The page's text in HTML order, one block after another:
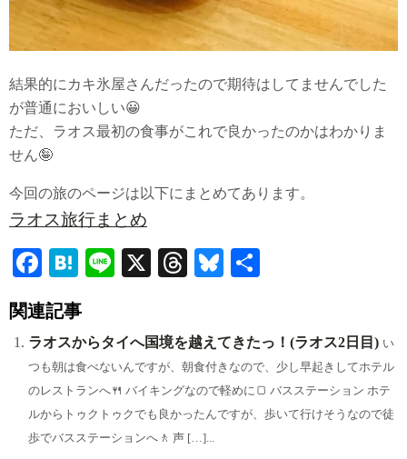
結果的にカキ氷屋さんだったので期待はしてませんでした
が普通においしい😀
ただ、ラオス最初の食事がこれで良かったのかはわかりま
せん🤪
今回の旅のページは以下にまとめてあります。
ラオス旅行まとめ
Fa
ce
bo
ok
H
en
a
Li
X
T
ds
Bl
y
関連記事
ラオスからタイへ国境を越えてきたっ！(ラオス2日目) い
つも朝は食べないんですが、朝食付きなので、少し早起きしてホテル
のレストランへ🍴 バイキングなので軽めに🍞 バスステーション ホテ
ルからトゥクトゥクでも良かったんですが、歩いて行けそうなので徒
歩でバスステーションへ🚶 声 […]...